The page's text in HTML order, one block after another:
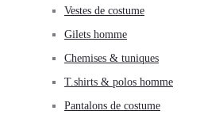
Vestes de costume
Gilets homme
Chemises & tuniques
T.shirts & polos homme
Pantalons de costume